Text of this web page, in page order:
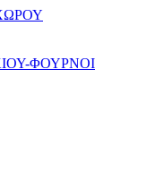
ΦΟΥΡΝΟΙ